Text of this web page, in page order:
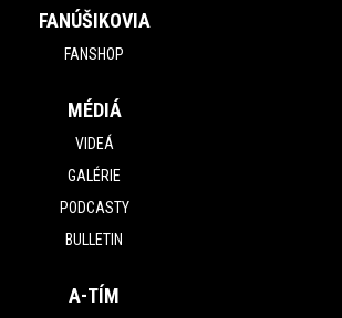
FANÚŠIKOVIA
FANSHOP
MÉDIÁ
VIDEÁ
GALÉRIE
PODCASTY
BULLETIN
A-TÍM